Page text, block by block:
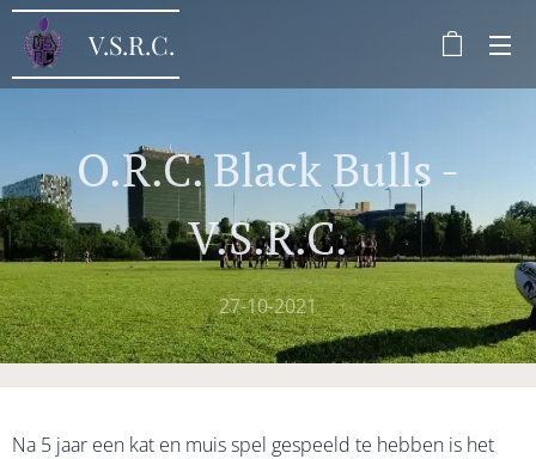
V.S.R.C.
O.R.C. Black Bulls -
V.S.R.C.
27-10-2021
Na 5 jaar een kat en muis spel gespeeld te hebben is het